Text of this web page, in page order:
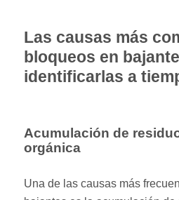
Las causas más
bloqueos en
identificarlas a
Acumulación de
orgánica
Una de las causas más